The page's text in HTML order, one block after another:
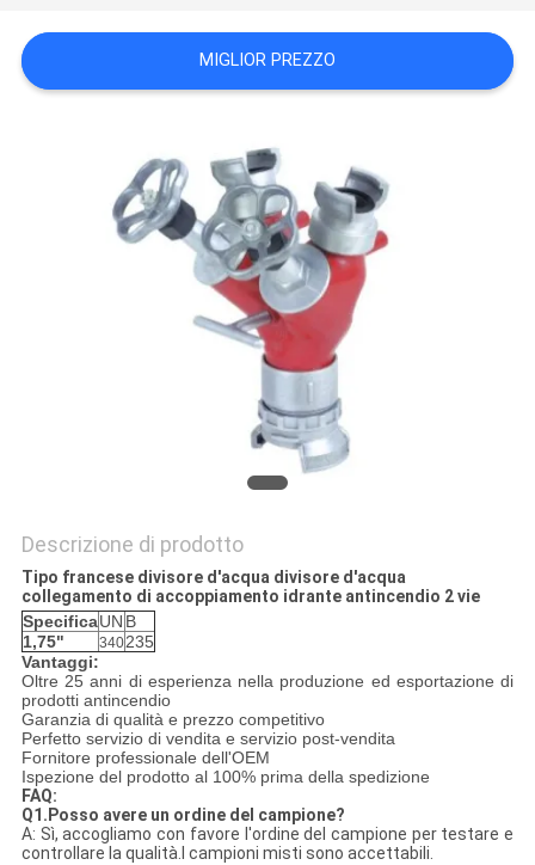
RICHIEDA
CITAZIONE
MAPPA
MIGLIOR PREZZO
Descrizione di prodotto
Tipo francese divisore d'acqua divisore d'acqua
collegamento di accoppiamento idrante antincendio 2 vie
SpecificaUN B
1,75"
340235
Vantaggi:
Oltre 25 anni di esperienza nella produzione ed esportazione di
prodotti antincendio
Garanzia di qualità e prezzo competitivo
Perfetto servizio di vendita e servizio post-vendita
Fornitore professionale dell'OEM
Ispezione del prodotto al 100% prima della spedizione
FAQ:
Q1.Posso avere un ordine del campione?
A: Sì, accogliamo con favore l'ordine del campione per testare e
controllare la qualità.I campioni misti sono accettabili.